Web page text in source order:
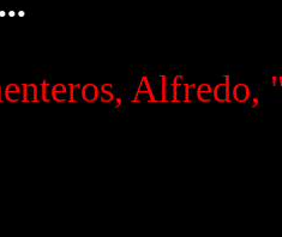
Alfredo,